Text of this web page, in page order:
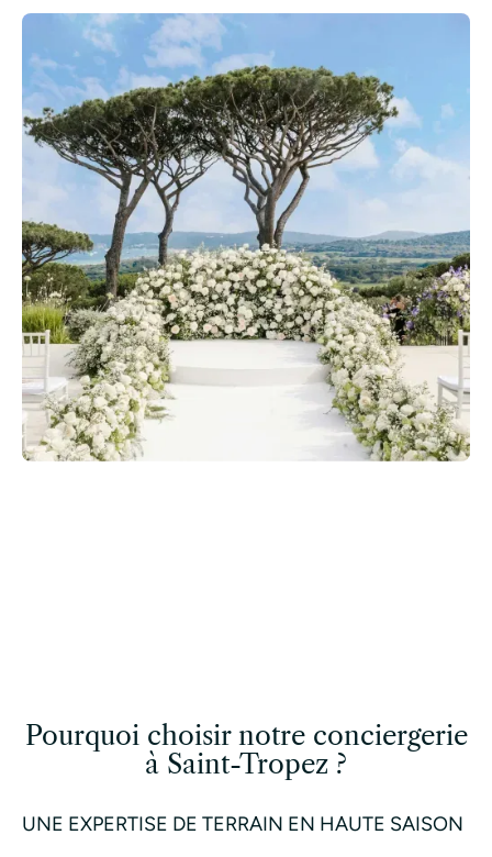
Pourquoi choisir notre conciergerie
à Saint-Tropez ?
UNE EXPERTISE DE TERRAIN EN HAUTE SAISON